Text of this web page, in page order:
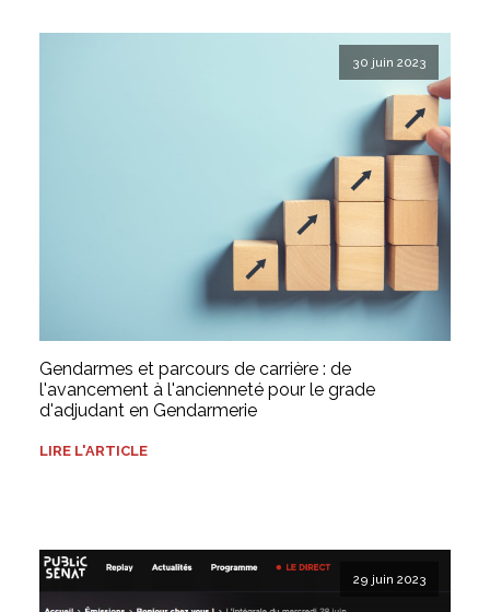
30 juin 2023
Gendarmes et parcours de carrière : de
l'avancement à l'ancienneté pour le grade
d'adjudant en Gendarmerie
LIRE L'ARTICLE
29 juin 2023